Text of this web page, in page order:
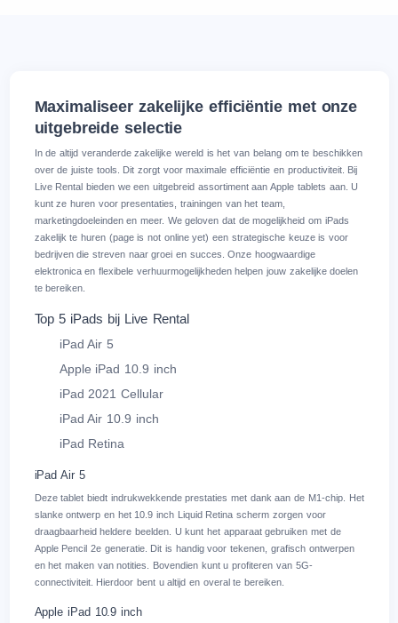
Maximaliseer zakelijke efficiëntie met onze
uitgebreide selectie
In de altijd veranderde zakelijke wereld is het van belang om te beschikken
over de juiste tools. Dit zorgt voor maximale efficiëntie en productiviteit. Bij
Live Rental bieden we een uitgebreid assortiment aan Apple tablets aan. U
kunt ze huren voor presentaties, trainingen van het team,
marketingdoeleinden en meer. We geloven dat de mogelijkheid om iPads
zakelijk te huren (page is not online yet) een strategische keuze is voor
bedrijven die streven naar groei en succes. Onze hoogwaardige
elektronica en flexibele verhuurmogelijkheden helpen jouw zakelijke doelen
te bereiken.
Top 5 iPads bij Live Rental
iPad Air 5
Apple iPad 10.9 inch
iPad 2021 Cellular
iPad Air 10.9 inch
iPad Retina
iPad Air 5
Deze tablet biedt indrukwekkende prestaties met dank aan de M1-chip. Het
slanke ontwerp en het 10.9 inch Liquid Retina scherm zorgen voor
draagbaarheid heldere beelden. U kunt het apparaat gebruiken met de
Apple Pencil 2e generatie. Dit is handig voor tekenen, grafisch ontwerpen
en het maken van notities. Bovendien kunt u profiteren van 5G-
connectiviteit. Hierdoor bent u altijd en overal te bereiken.
Apple iPad 10.9 inch